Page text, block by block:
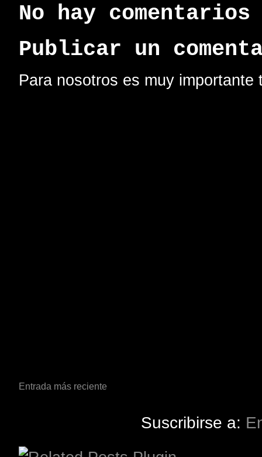
No hay
Publicar un
Para nosotros es muy
Entrada más reciente
Suscribirse a: